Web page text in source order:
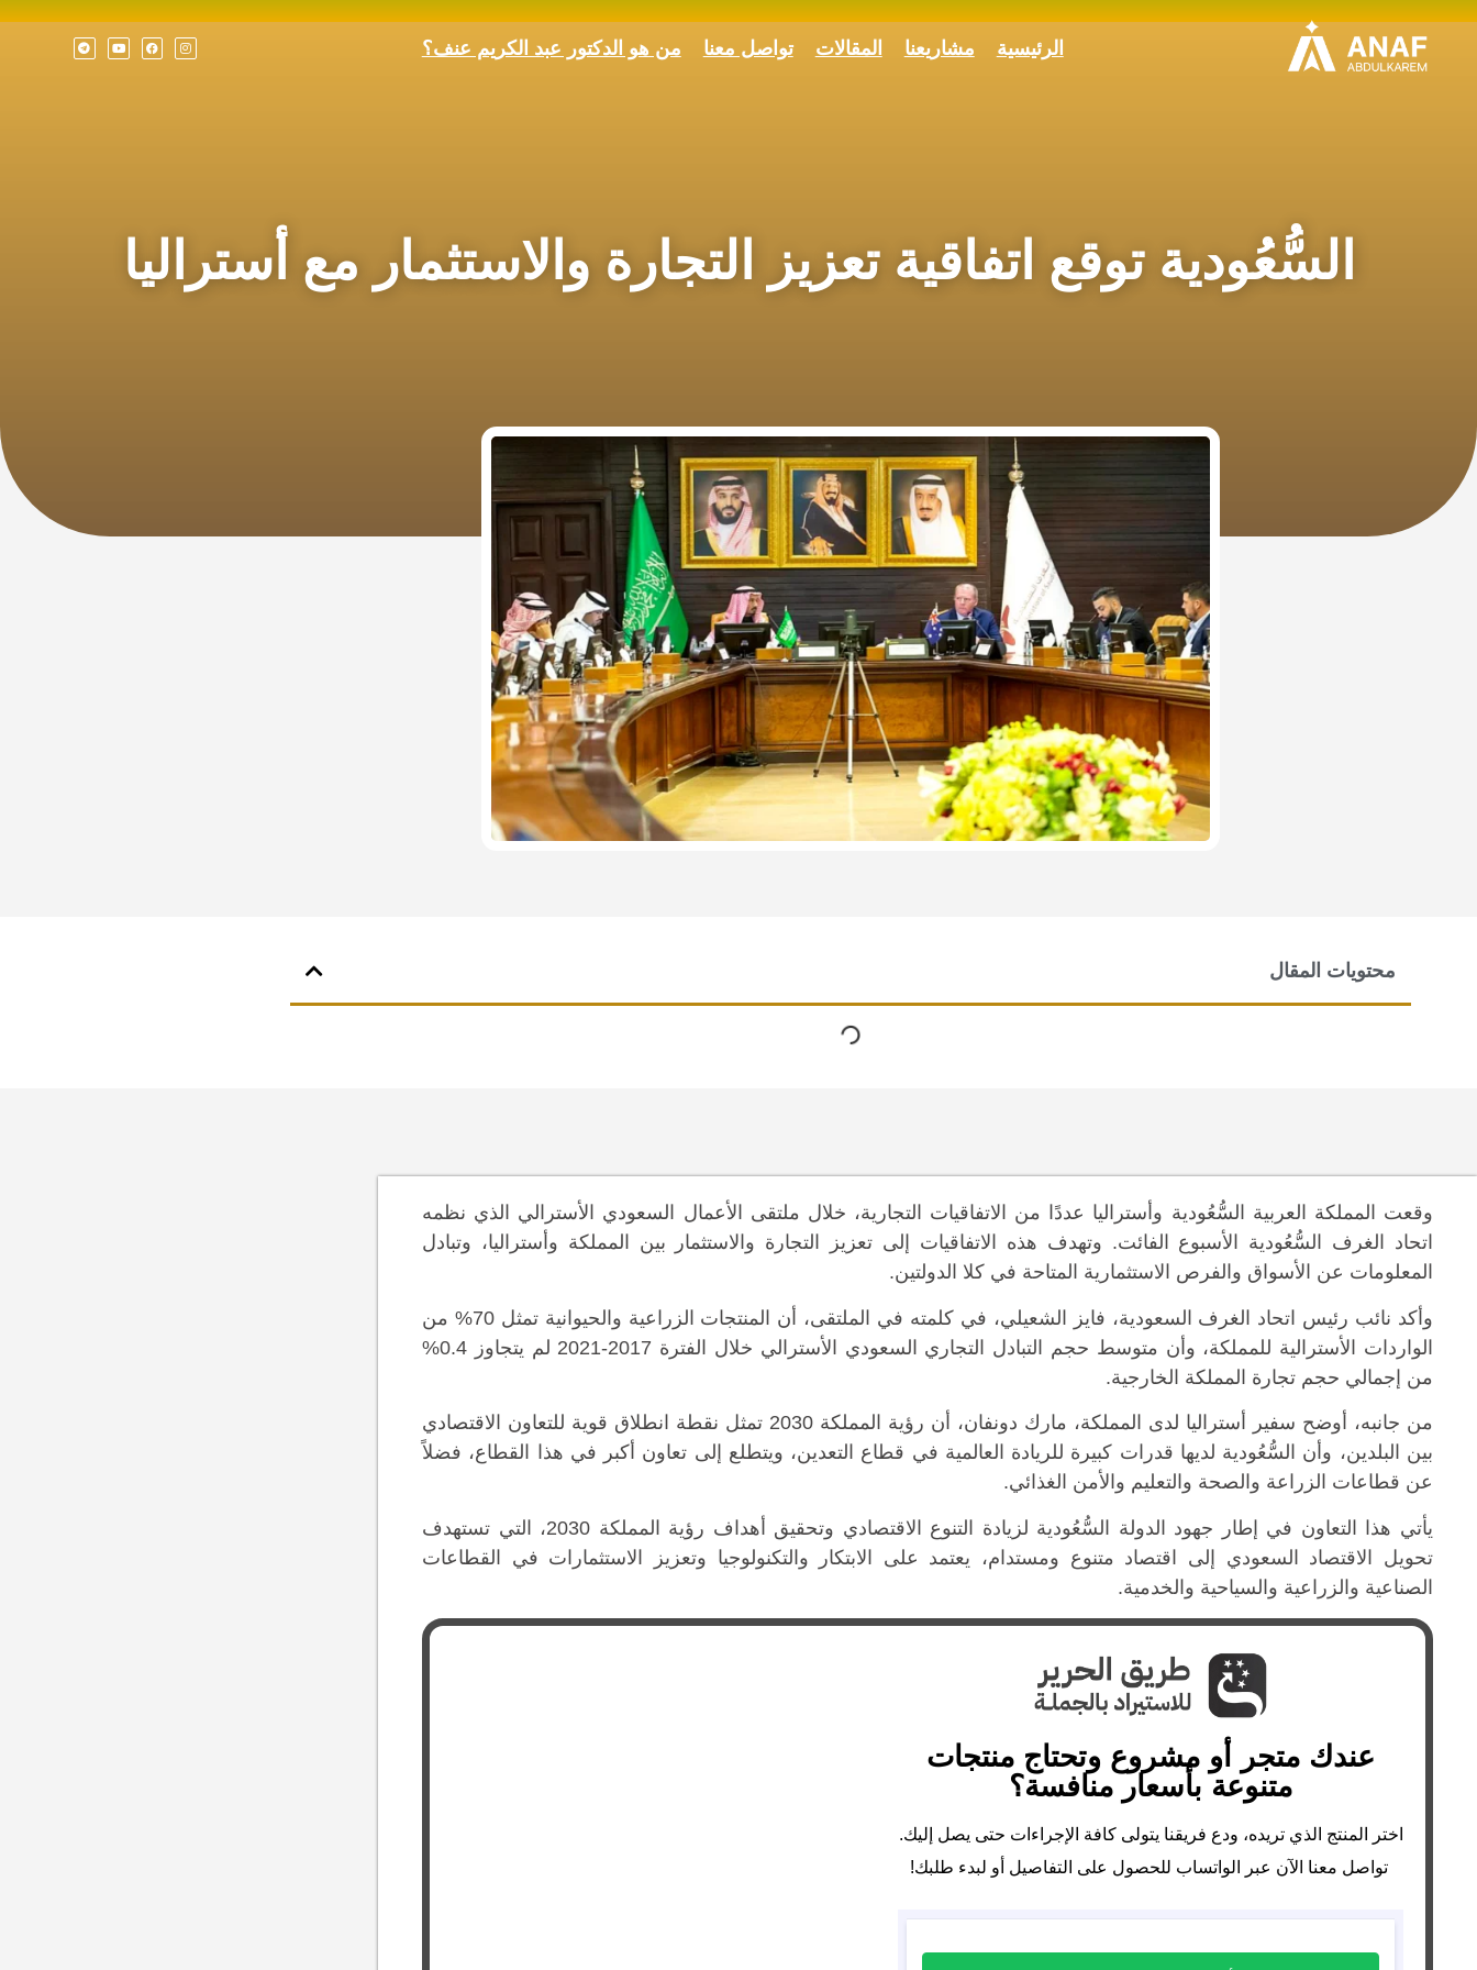
الرئيسية مشاريعنا المقالات تواصل معنا من هو الدكتور عبد الكريم عنف؟
السُّعُودية توقع اتفاقية تعزيز التجارة والاستثمار مع أستراليا
محتويات المقال
وقعت المملكة العربية السُّعُودية وأستراليا عددًا من الاتفاقيات التجارية، خلال ملتقى الأعمال السعودي الأسترالي الذي نظمه
اتحاد الغرف السُّعُودية الأسبوع الفائت. وتهدف هذه الاتفاقيات إلى تعزيز التجارة والاستثمار بين المملكة وأستراليا، وتبادل
المعلومات عن الأسواق والفرص الاستثمارية المتاحة في كلا الدولتين.
وأكد نائب رئيس اتحاد الغرف السعودية، فايز الشعيلي، في كلمته في الملتقى، أن المنتجات الزراعية والحيوانية تمثل 70% من
الواردات الأسترالية للمملكة، وأن متوسط حجم التبادل التجاري السعودي الأسترالي خلال الفترة 2017-2021 لم يتجاوز 0.4%
من إجمالي حجم تجارة المملكة الخارجية.
من جانبه، أوضح سفير أستراليا لدى المملكة، مارك دونفان، أن رؤية المملكة 2030 تمثل نقطة انطلاق قوية للتعاون الاقتصادي
بين البلدين، وأن السُّعُودية لديها قدرات كبيرة للريادة العالمية في قطاع التعدين، ويتطلع إلى تعاون أكبر في هذا القطاع، فضلاً
عن قطاعات الزراعة والصحة والتعليم والأمن الغذائي.
يأتي هذا التعاون في إطار جهود الدولة السُّعُودية لزيادة التنوع الاقتصادي وتحقيق أهداف رؤية المملكة 2030، التي تستهدف
تحويل الاقتصاد السعودي إلى اقتصاد متنوع ومستدام، يعتمد على الابتكار والتكنولوجيا وتعزيز الاستثمارات في القطاعات
الصناعية والزراعية والسياحية والخدمية.
عندك متجر أو مشروع وتحتاج منتجات
متنوعة بأسعار منافسة؟
اختر المنتج الذي تريده، ودع فريقنا يتولى كافة الإجراءات حتى يصل إليك.
تواصل معنا الآن عبر الواتساب للحصول على التفاصيل أو لبدء طلبك!